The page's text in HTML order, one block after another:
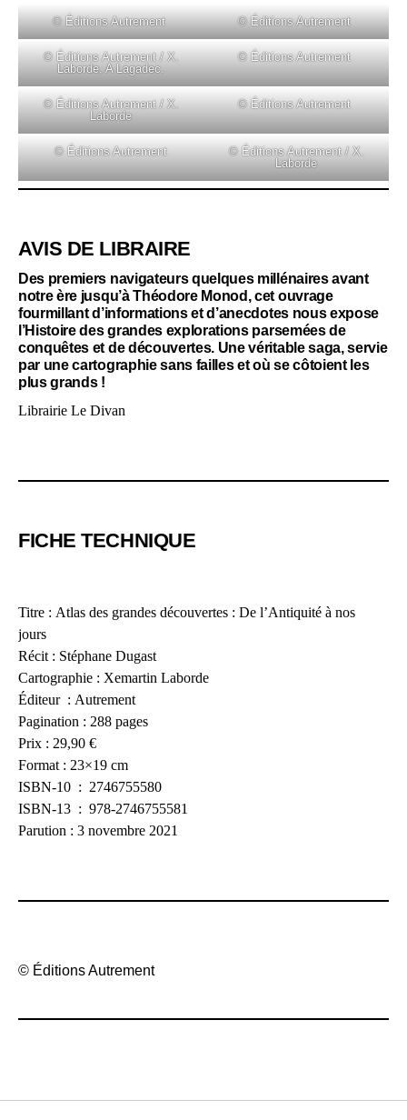
© Éditions Autrement © Éditions Autrement
© Éditions Autrement / X.
Laborde, A Lagadec.
© Éditions Autrement
© Éditions Autrement / X.
Laborde
© Éditions Autrement
© Éditions Autrement
© Éditions Autrement / X.
Laborde
AVIS DE LIBRAIRE
Des premiers navigateurs quelques millénaires avant
notre ère jusqu’à Théodore Monod, cet ouvrage
fourmillant d’informations et d’anecdotes nous expose
l’Histoire des grandes explorations parsemées de
conquêtes et de découvertes. Une véritable saga, servie
par une cartographie sans failles et où se côtoient les
plus grands !
Librairie Le Divan
FICHE TECHNIQUE
Titre : Atlas des grandes découvertes : De l’Antiquité à nos
jours
Récit : Stéphane Dugast
Cartographie : Xemartin Laborde
Éditeur ‏ : ‎Autrement
Pagination : 288 pages
Prix : 29,90 €
Format : 23×19 cm
ISBN-10 ‏ : ‎ 2746755580
ISBN-13 ‏ : ‎ 978-2746755581
Parution : 3 novembre 2021
© Éditions Autrement